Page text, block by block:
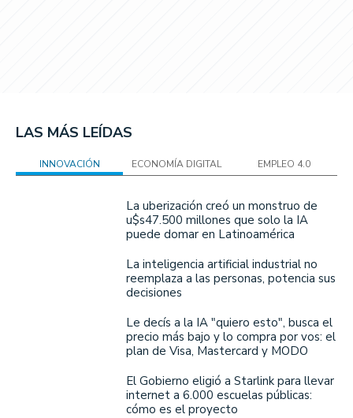
LAS MÁS LEÍDAS
INNOVACIÓN ECONOMÍA DIGITAL EMPLEO 4.0
La uberización creó un monstruo de
u$s47.500 millones que solo la IA
puede domar en Latinoamérica
La inteligencia artificial industrial no
reemplaza a las personas, potencia sus
decisiones
Le decís a la IA "quiero esto", busca el
precio más bajo y lo compra por vos: el
plan de Visa, Mastercard y MODO
El Gobierno eligió a Starlink para llevar
internet a 6.000 escuelas públicas:
cómo es el proyecto